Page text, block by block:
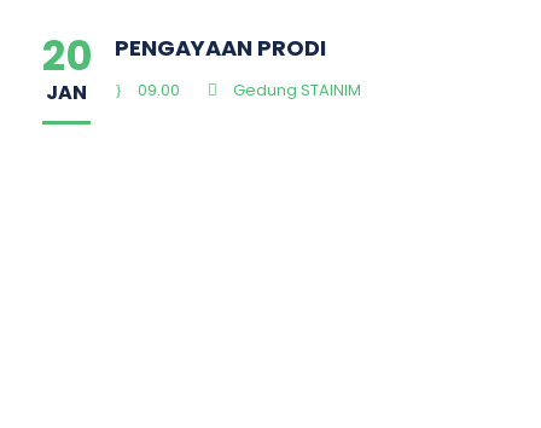
20
JAN
PENGAYAAN PRODI
09.00 Gedung STAINIM